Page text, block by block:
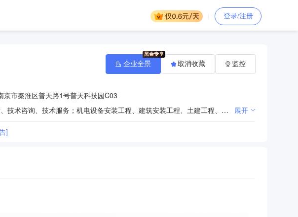
登录/注册
京市秦淮区普天路1号普天科技园C03
机电产品研发、销售及技术服务；仪器仪表研发；通信设备、计算机软硬件研发、技术咨询、技术服务；机电设备安装工程、建筑安装工程、土建工程、防水工程、装饰工程、防腐工程、钢结构工程施工；机械加工（加工限分支机构经营）；机械设备租赁；汽车租赁服务；提供劳务服务；钢材、炉料、机械设备及配件、化工产品（不含危险品）、电子产品、金属材料、金属制品、仪器仪表、电线电缆、建筑材料、五金电器、日用百货、办公用品销售；自营和代理各类商品及技术的进出口业务（国家限定企业经营或禁止进出口的商品和技术除外）。（依法须经批准的项目，经相关部门批准后方可开展经营活动） 展开
]
企业全景 取消收藏 监控